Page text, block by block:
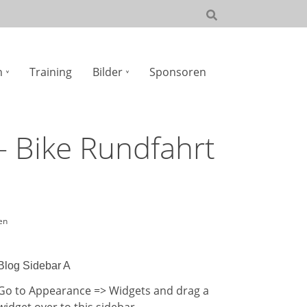
Training Bilder Sponsoren
Bike Rundfahrt
Sidebar A
to Appearance => Widgets and drag a